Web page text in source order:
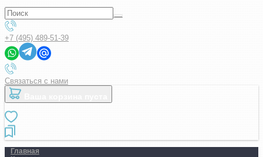
+7 (495) 489-51-39
Связаться с нами
Главная